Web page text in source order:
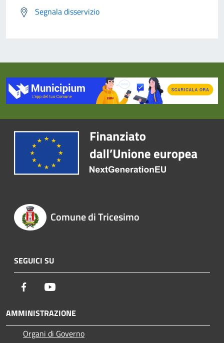
Segnala disservizio
Comune di Tricesimo
SEGUICI SU
Facebook
AMMINISTRAZIONE
Organi di Governo